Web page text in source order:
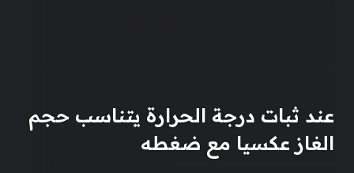
عند ثبات درجة الحرارة يتناسب حجم
الغاز عكسيا مع ضغطه